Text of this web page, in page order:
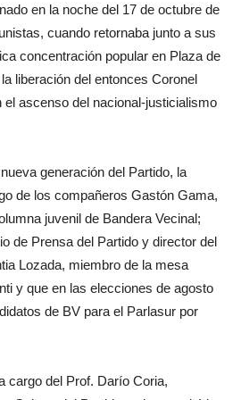
en la noche del 17 de octubre de
cuando retornaba junto a sus
concentración popular en Plaza de
liberación del entonces Coronel
el ascenso del nacional-justicialismo
generación del Partido, la
de los compañeros Gastón Gama,
juvenil de Bandera Vecinal;
de Prensa del Partido y director del
Lozada, miembro de la mesa
y que en las elecciones de agosto
de BV para el Parlasur por
cargo del Prof. Darío Coria,